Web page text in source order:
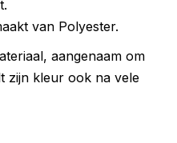
van Polyester.
aangenaam om
zijn kleur ook na vele